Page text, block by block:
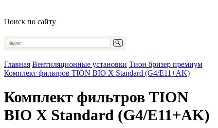
Поиск по сайту
Главная Вентиляционные установки Тион бризер премиум
Комплект фильтров TION BIO X Standard (G4/E11+AK)
Комплект фильтров TION
BIO X Standard (G4/E11+AK)